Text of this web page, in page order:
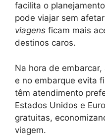
facilita o
pode viajar sem
viagens ficam mais
destinos caros.
Na hora de
e no embarque evita
têm atendimento
Estados Unidos e
gratuitas,
viagem.